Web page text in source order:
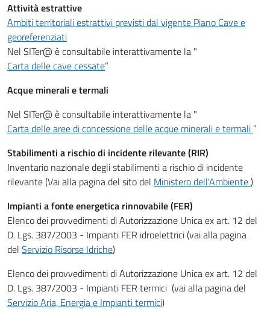
Attività estrattive
Ambiti territoriali estrattivi previsti dal vigente Piano Cave e
georeferenziati
Nel SITer@ è consultabile interattivamente la "
Carta delle cave cessate”
Acque minerali e termali
Nel SITer@ è consultabile interattivamente la "
Carta delle aree di concessione delle acque minerali e termali ”
Stabilimenti a rischio di incidente rilevante (RIR)
Inventario nazionale degli stabilimenti a rischio di incidente
rilevante (Vai alla pagina del sito del Ministero dell'Ambiente)
Impianti a fonte energetica rinnovabile (FER)
Elenco dei provvedimenti di Autorizzazione Unica ex art. 12 del
D. Lgs. 387/2003 - Impianti FER idroelettrici (vai alla pagina
del Servizio Risorse Idriche)
Elenco dei provvedimenti di Autorizzazione Unica ex art. 12 del
D. Lgs. 387/2003 - Impianti FER termici (vai alla pagina del
Servizio Aria, Energia e Impianti termici)